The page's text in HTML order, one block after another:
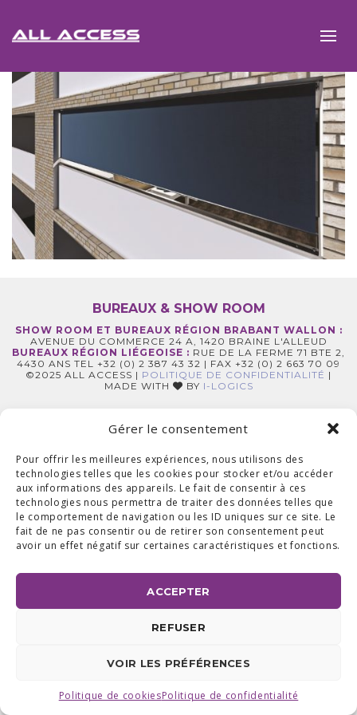
Gérer le consentement
Pour offrir les meilleures expériences, nous utilisons des
technologies telles que les cookies pour stocker et/ou accéder
aux informations des appareils. Le fait de consentir à ces
technologies nous permettra de traiter des données telles que
le comportement de navigation ou les ID uniques sur ce site. Le
fait de ne pas consentir ou de retirer son consentement peut
avoir un effet négatif sur certaines caractéristiques et fonctions.
ACCEPTER
REFUSER
VOIR LES PRÉFÉRENCES
Politique de cookiesPolitique de confidentialité
BUREAUX & SHOW ROOM
SHOW ROOM ET BUREAUX RÉGION BRABANT WALLON :
AVENUE DU COMMERCE 24 A, 1420 BRAINE L'ALLEUD
BUREAUX RÉGION LIÉGEOISE : RUE DE LA FERME 71 BTE 2,
4430 ANS TEL +32 (0) 2 387 43 32 | FAX +32 (0) 2 663 70 09
©2025 ALL ACCESS | POLITIQUE DE CONFIDENTIALITÉ |
MADE WITH
BY I-LOGICS